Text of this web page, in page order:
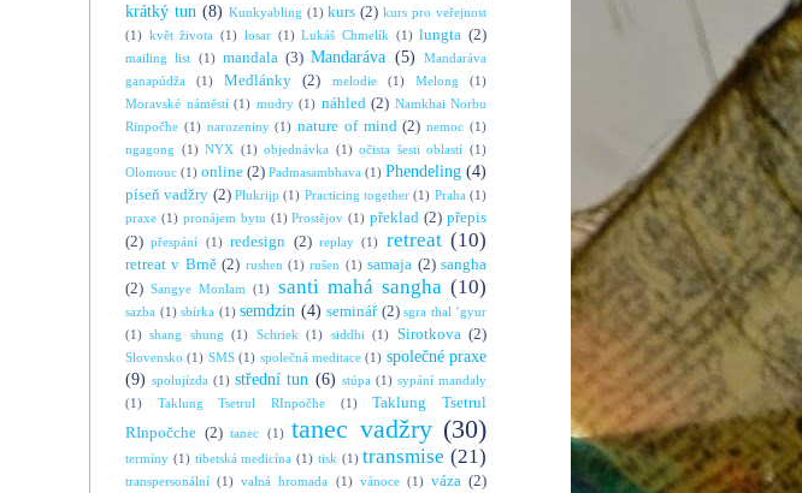
krátký tun (8) Kunkyabling (1) kurs (2) kurs pro veřejnost
(1) květ života (1) losar (1) Lukáš Chmelík (1) lungta (2)
mailing list (1) mandala (3) Mandaráva (5)
Mandaráva
ganapúdža
(1) Medlánky (2) melodie (1) Melong
(1)
Moravské náměstí (1) mudry (1) náhled (2) Namkhai Norbu
Rinpočhe (1) narozeniny (1) nature of mind (2) nemoc (1)
ngagong (1) NYX (1) objednávka (1) očista šesti oblastí (1)
Olomouc (1) online (2) Padmasambhava (1) Phendeling (4)
píseň vadžry (2) Plukrijp (1) Practicing together (1) Praha (1)
praxe (1) pronájem bytu (1) Prostějov (1) překlad (2) přepis
(2) přespání (1) redesign (2) replay (1) retreat (10)
retreat v Brně (2) rushen (1) rušen (1) samaja (2) sangha
(2) Sangye Monlam (1) santi mahá sangha (10)
sazba (1) sbírka (1) semdzin (4) seminář (2) sgra thal ’gyur
(1) shang shung (1) Schriek (1) siddhi (1) Sirotkova (2)
Slovensko (1) SMS (1) společná meditace (1) společné praxe
(9) spolujízda (1) střední tun (6) stúpa (1) sypání mandaly
(1)
Taklung Tsetrul RInpočhe (1)
Taklung Tsetrul
RInpočche (2) tanec (1) tanec vadžry (30)
termíny (1) tibetská medicína (1) tisk (1) transmise (21)
transpersonální (1) valná hromada (1) vánoce (1) váza (2)